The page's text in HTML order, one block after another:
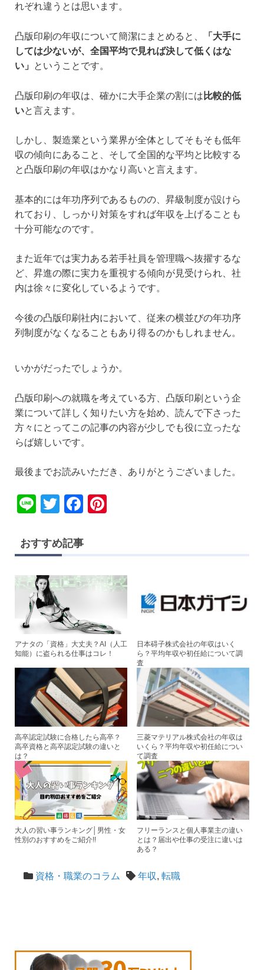
れぞれ違うとは思います。
凸版印刷の年収について簡潔にまとめると、
「大手に
しては少ないが、全国平均で見れば決して低くはな
い」
ということです。
凸版印刷の年収は、確かに大手企業の割には 比較的低
いと言えます。
しかし、製造業という業界が全体としてそもそも低年
収の傾向にあること、そして全国的な平均と比較する
と凸版印刷の年収はかなり高いと言えます。
基本的には年功序列であるものの、昇級制度が設けら
れており、しっかり対策をすれば年収を上げることも
十分可能なのです。
また近年では実力ある若手社員を管理職へ抜擢するな
ど、昇進の際に実力を重視する傾向が見受けられ、社
内は徐々に変化しているようです。
今後の凸版印刷社内において、従来の横並びの年功序
列制度がなくなることもあり得るのかもしれません。
いかがだったでしょうか。
凸版印刷への就職を考えている方、凸版印刷という企
業について詳しく知りたい方を始め、読んで下さった
方々にとってこの記事の内容が少しでも役に立ったな
らば嬉しいです。
最後までお読みいただき、ありがとうございました。
Li
e
T
tt
er
F
c
b
o
k
st
おすすめ記事
アナタの「資格」大丈夫？AI（人工
知能）に盗られる仕事はコレ！
日本碍子株式会社の年収はいく
ら？平均年収や初任給について調
査
高卒認定試験に合格したら高卒？
高卒資格と高卒認定試験の違いと
は？
三菱マテリアル株式会社の年収は
いくら？平均年収や初任給につい
て調査
大人の習い事ランキング│男性・女
性別のおすすめをご紹介!!
フリーランスと個人事業主の違い
とは？届出や仕事の受注に違いは
ある？
資格・職業のコラム 年収, 転職